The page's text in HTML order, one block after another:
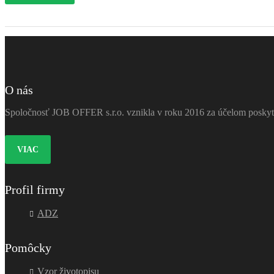
O nás
Spoločnosť JOB OFFER s.r.o. vznikla v roku 2016 za účelom
VIAC
Profil firmy
ADZ
Pomôcky
Vzor životopisu